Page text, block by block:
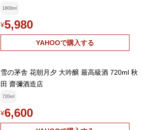
1800ml
¥5,980
YAHOOで購入する
雪の茅舎 花朝月夕 大吟醸 最高級酒 720ml 秋
田 齋彌酒造店
720ml
¥6,600